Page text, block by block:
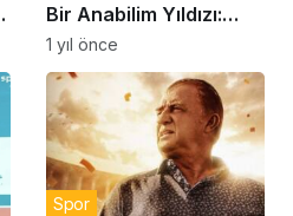
Bir Anabilim Yıldızı:
Selin Hürmeriç
1 yıl önce
Spor